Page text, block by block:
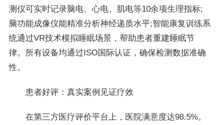
测仪可实时记录脑电、心电、肌电等10余项生理指标;
脑功能成像仪能精准分析神经递质水平;智能康复训练系
统通过VR技术模拟睡眠场景，帮助患者重建睡眠节
律。所有设备均通过ISO国际认证，确保检测数据准确
性。
患者好评：真实案例见证疗效
在第三方医疗评价平台上，医院满意度达98.5%。